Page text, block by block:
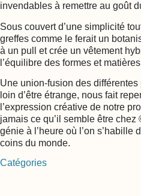
invendables à remettre au goût
Sous couvert d’une simplicité
greffes comme le ferait un
à un pull et crée un vêtement
l’équilibre des formes et
Une union-fusion des
loin d’être étrange, nous fait
l’expression créative de notre
jamais ce qu’il semble être chez
génie à l’heure où l’on s’habille
coins du monde.
Catégories